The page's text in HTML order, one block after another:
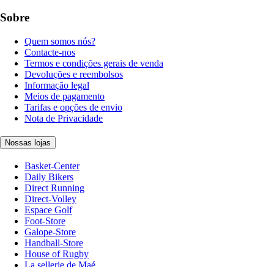
Sobre
Quem somos nós?
Contacte-nos
Termos e condições gerais de venda
Devoluções e reembolsos
Informação legal
Meios de pagamento
Tarifas e opções de envio
Nota de Privacidade
Nossas lojas
Basket-Center
Daily Bikers
Direct Running
Direct-Volley
Espace Golf
Foot-Store
Galope-Store
Handball-Store
House of Rugby